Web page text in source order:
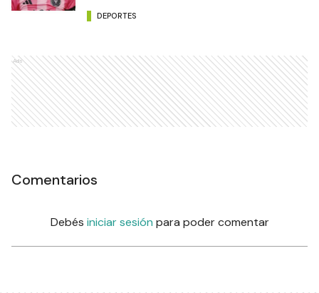
DEPORTES
Ads
Comentarios
Debés iniciar sesión para poder comentar